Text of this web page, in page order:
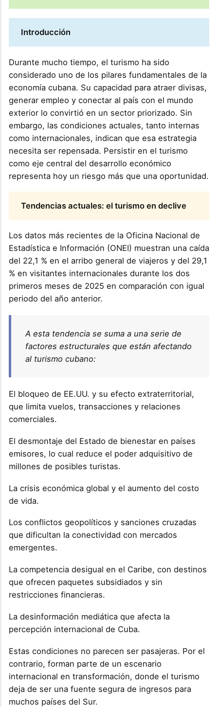
Introducción
Durante mucho tiempo, el turismo ha sido
considerado uno de los pilares fundamentales de la
economía cubana. Su capacidad para atraer divisas,
generar empleo y conectar al país con el mundo
exterior lo convirtió en un sector priorizado. Sin
embargo, las condiciones actuales, tanto internas
como internacionales, indican que esa estrategia
necesita ser repensada. Persistir en el turismo
como eje central del desarrollo económico
representa hoy un riesgo más que una oportunidad.
Tendencias actuales: el turismo en declive
Los datos más recientes de la Oficina Nacional de
Estadística e Información (ONEI) muestran una caída
del 22,1 % en el arribo general de viajeros y del 29,1
% en visitantes internacionales durante los dos
primeros meses de 2025 en comparación con igual
periodo del año anterior.
A esta tendencia se suma a una serie de
factores estructurales que están afectando
al turismo cubano:
El bloqueo de EE.UU. y su efecto extraterritorial,
que limita vuelos, transacciones y relaciones
comerciales.
El desmontaje del Estado de bienestar en países
emisores, lo cual reduce el poder adquisitivo de
millones de posibles turistas.
La crisis económica global y el aumento del costo
de vida.
Los conflictos geopolíticos y sanciones cruzadas
que dificultan la conectividad con mercados
emergentes.
La competencia desigual en el Caribe, con destinos
que ofrecen paquetes subsidiados y sin
restricciones financieras.
La desinformación mediática que afecta la
percepción internacional de Cuba.
Estas condiciones no parecen ser pasajeras. Por el
contrario, forman parte de un escenario
internacional en transformación, donde el turismo
deja de ser una fuente segura de ingresos para
muchos países del Sur.